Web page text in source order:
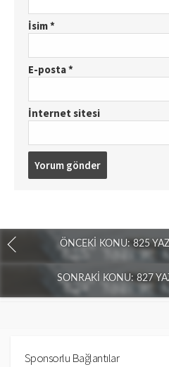
İsim*
E-posta*
İnternet sitesi
ÖNCEKI KONU: 825
SONRAKI KONU: 827
Sponsorlu Bağlantılar